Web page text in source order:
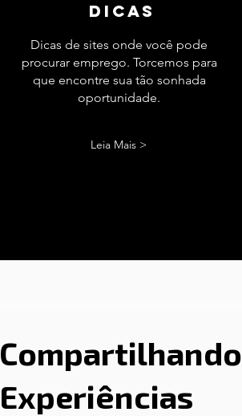
dicas
Dicas de sites onde você pode
procurar emprego. Torcemos para
que encontre sua tão sonhada
oportunidade.
Leia Mais >
Compartilhando
Experiências